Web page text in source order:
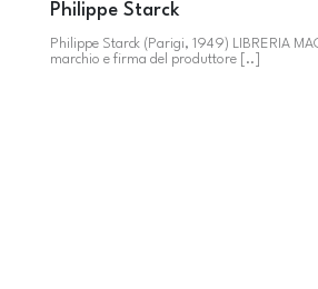
Philippe Starck
Philippe Starck (Parigi, 1949) LIBRERIA
marchio e firma del produttore [..]